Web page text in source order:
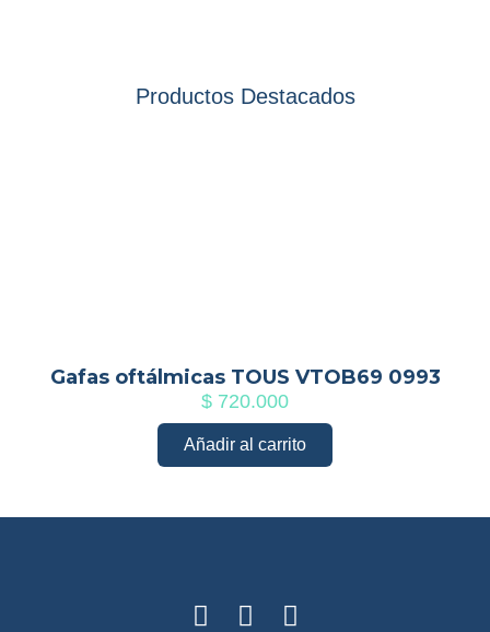
Productos Destacados
Gafas oftálmicas TOUS VTOB69 0993
$ 720.000
Añadir al carrito